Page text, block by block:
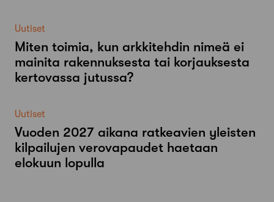
Uutiset
Miten toimia, kun arkkitehdin nimeä ei
mainita rakennuksesta tai korjauksesta
kertovassa jutussa?
Uutiset
Vuoden 2027 aikana ratkeavien yleisten
kilpailujen verovapaudet haetaan
elokuun lopulla